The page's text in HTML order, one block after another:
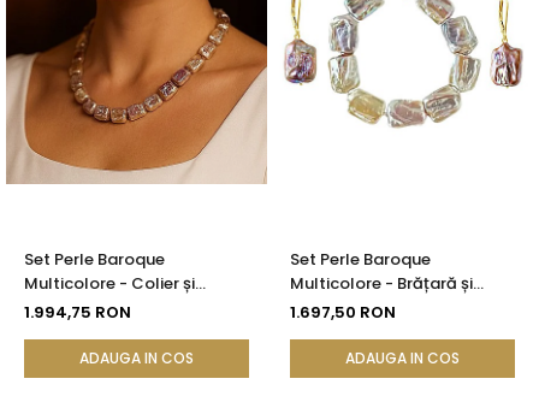
Set Perle Baroque
Multicolore - Colier și
Cercei, Aur Galben 14K |
1.994,75 RON
ADAUGA IN COS
Set Perle Baroque
Multicolore - Brățară și
Cercei, Aur Galben 14K |
1.697,50 RON
ADAUGA IN COS